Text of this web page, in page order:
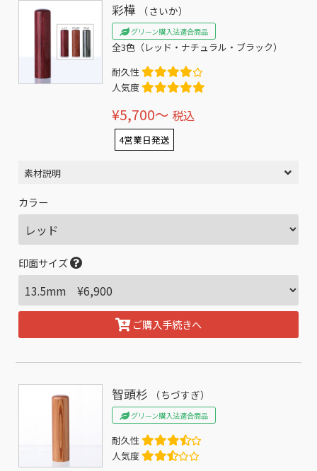
彩樺 （さいか）
グリーン購入法適合商品
全3色（レッド・ナチュラル・ブラック）
耐久性
人気度
¥5,700〜 税込
4営業日発送
素材説明
カラー
印面サイズ
ご購入手続きへ
智頭杉 （ちづすぎ）
グリーン購入法適合商品
耐久性
人気度